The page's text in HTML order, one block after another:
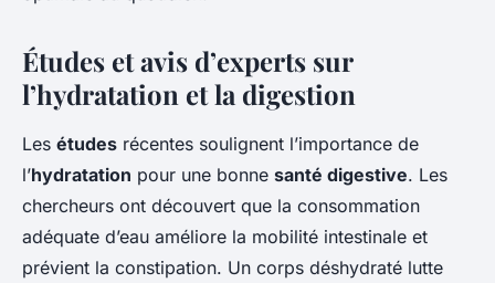
Études et avis d’experts sur
l’hydratation et la digestion
Les études récentes soulignent l’importance de
l’hydratation pour une bonne santé digestive. Les
chercheurs ont découvert que la consommation
adéquate d’eau améliore la mobilité intestinale et
prévient la constipation. Un corps déshydraté lutte